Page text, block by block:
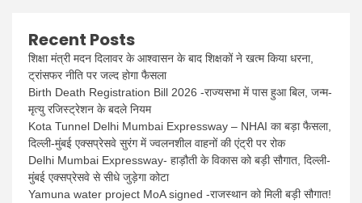
Recent Posts
शिक्षा मंत्री मदन दिलावर के आश्वासन के बाद शिक्षकों ने खत्म किया धरना,
ट्रांसफर नीति पर जल्द होगा फैसला
Birth Death Registration Bill 2026 -राज्यसभा में पास हुआ बिल, जन्म-
मृत्यु रजिस्ट्रेशन के बदले नियम
Kota Tunnel Delhi Mumbai Expressway – NHAI का बड़ा फैसला,
दिल्ली-मुंबई एक्सप्रेसवे सुरंग में ज्वलनशील वाहनों की एंट्री पर रोक
Delhi Mumbai Expressway- हाड़ौती के विकास को बड़ी सौगात, दिल्ली-
मुंबई एक्सप्रेसवे से सीधे जुड़ेगा कोटा
Yamuna water project MoA signed -राजस्थान को मिली बड़ी सौगात!